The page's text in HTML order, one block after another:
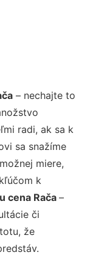
– nechajte to
radi, ak sa k
sa snažíme
miere,
k
cena Rača –
či
že